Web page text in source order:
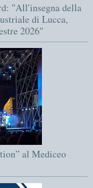
"All'insegna della
di Lucca,
2026"
al Mediceo